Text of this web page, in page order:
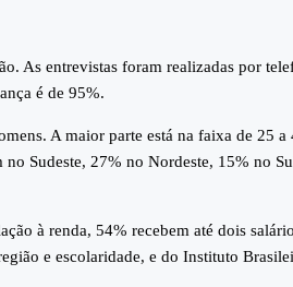
As entrevistas foram realizadas por
é de 95%.
A maior parte está na faixa de 25 a
Sudeste, 27% no Nordeste, 15% no
à renda, 54% recebem até dois
e escolaridade, e do Instituto